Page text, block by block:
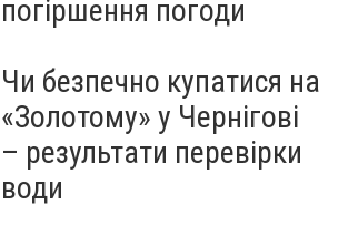
погіршення погоди
Чи безпечно купатися на
«Золотому» у Чернігові
– результати перевірки
води